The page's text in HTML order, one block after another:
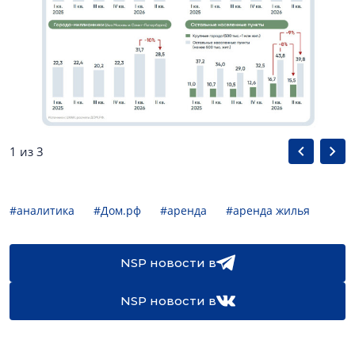
1 из 3
#аналитика #Дом.рф #аренда #аренда жилья
NSP новости в
NSP новости в